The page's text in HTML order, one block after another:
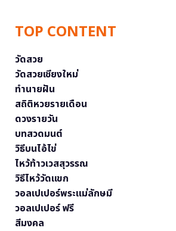
TOP CONTENT
วัดสวย
วัดสวยเชียงใหม่
ทำนายฝัน
สถิติหวยรายเดือน
ดวงรายวัน
บทสวดมนต์
วิธีบนไอ้ไข่
ไหว้ท้าวเวสสุวรรณ
วิธีไหว้วัดแขก
วอลเปเปอร์พระแม่ลักษมี
วอลเปเปอร์ ฟรี
สีมงคล